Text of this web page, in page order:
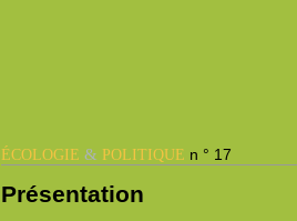
ÉCOLOGIE& POLITIQUE n ° 17
Présentation